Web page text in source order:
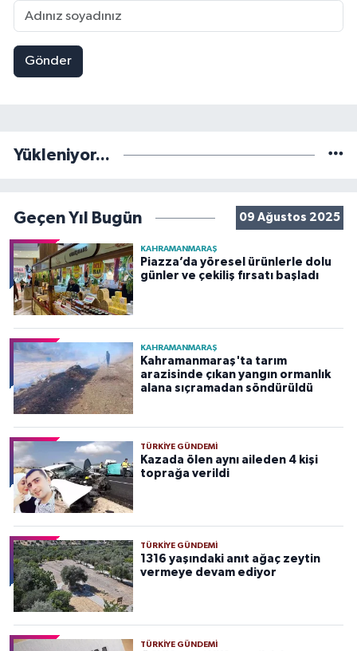
Gönder
Yükleniyor...
Geçen Yıl Bugün 09 Ağustos 2025
KAHRAMANMARAŞ
Piazza’da yöresel ürünlerle dolu
günler ve çekiliş fırsatı başladı
KAHRAMANMARAŞ
Kahramanmaraş'ta tarım
arazisinde çıkan yangın ormanlık
alana sıçramadan söndürüldü
TÜRKIYE GÜNDEMI
Kazada ölen aynı aileden 4 kişi
toprağa verildi
TÜRKIYE GÜNDEMI
1316 yaşındaki anıt ağaç zeytin
vermeye devam ediyor
TÜRKIYE GÜNDEMI